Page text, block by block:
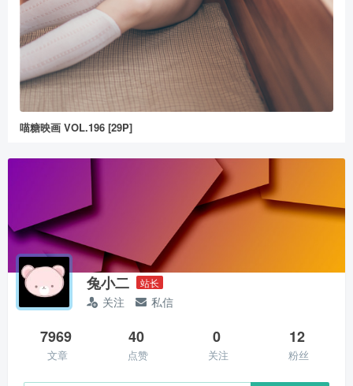
喵糖映画 VOL.196 [29P]
兔小二 站长
关注 私信
7969
文章
40
点赞
0
关注
12
粉丝